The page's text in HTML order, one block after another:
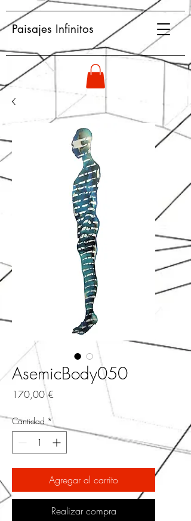
Paisajes Infinitos
AsemicBody050
170,00 €
Cantidad *
Agregar al carrito
Realizar compra